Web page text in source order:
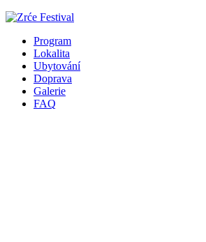
Program
Lokalita
Ubytování
Doprava
Galerie
FAQ